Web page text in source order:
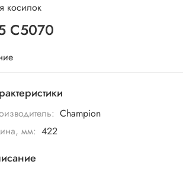
косилок
C5070
Champion
мм: 422